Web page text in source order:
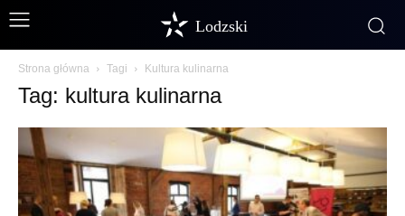
Lodzski
Strona główna Tagi Kultura kulinarna
Tag: kultura kulinarna